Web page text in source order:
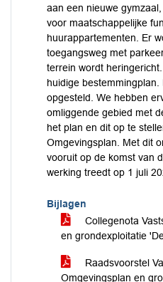
aan een nieuwe
voor maatschappelijke
huurappartementen. Er
toegangsweg met
terrein wordt
huidige
opgesteld. We hebben
omliggende gebied met
het plan en dit op te
Omgevingsplan. Met dit
vooruit op de komst van
werking treedt op 1 juli
Bijlagen
Collegenota
en grondexploitatie
Raadsvoorstel
Omgevingsplan en